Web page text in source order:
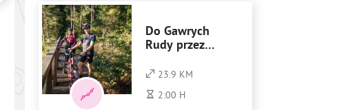
Do Gawrych
Rudy przez
Hańczy
23.9 KM
2:00 H